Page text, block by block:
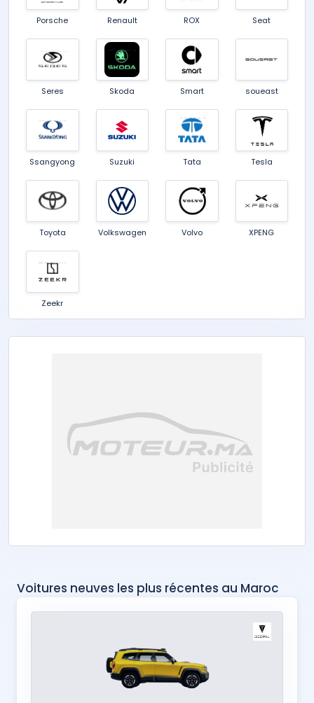
Porsche Renault ROX Seat
Seres Skoda Smart soueast
Ssangyong Suzuki Tata Tesla
Toyota Volkswagen Volvo XPENG
Zeekr
Voitures neuves les plus récentes au Maroc